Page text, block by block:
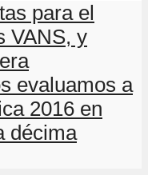
para el
VANS, y
evaluamos a
2016 en
décima